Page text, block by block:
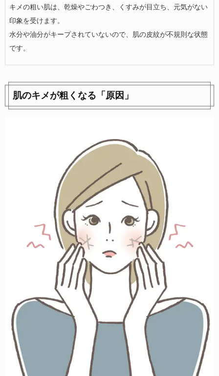
キメの粗い肌は、乾燥やごわつき、くすみが目立ち、元気がない
印象を受けます。
水分や油分がキープされていないので、肌の皮紋が不規則な状態
です。
肌のキメが粗くなる「原因」